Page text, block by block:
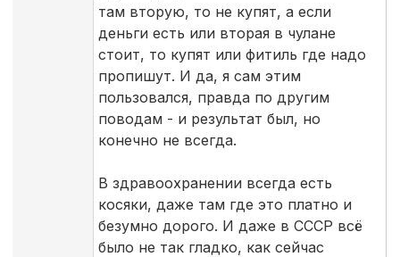
там вторую, то не купят, а если
деньги есть или вторая в чулане
стоит, то купят или фитиль где надо
пропишут. И да, я сам этим
пользовался, правда по другим
поводам - и результат был, но
конечно не всегда.
В здравоохранении всегда есть
косяки, даже там где это платно и
безумно дорого. И даже в СССР всё
было не так гладко, как сейчас